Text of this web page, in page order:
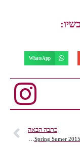
WhatsApp
כתבה הבאה